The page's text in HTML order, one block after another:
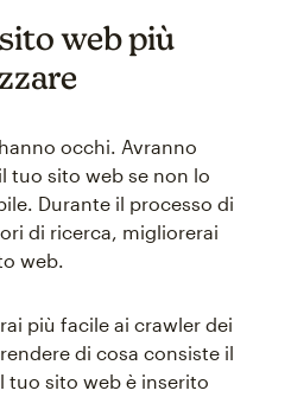
web più
occhi. Avranno
tuo sito web se non lo
Durante il processo di
di ricerca, migliorerai
web.
più facile ai crawler dei
di cosa consiste il
tuo sito web è inserito